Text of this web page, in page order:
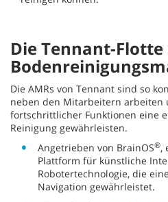
Die Tennant-
Die AMRs von Tennant sind so
neben den Mitarbeitern arbeiten
fortschrittlicher Funktionen eine
Reinigung gewährleisten.
Angetrieben von BrainOS®,
Plattform für künstliche
Robotertechnologie, die
Navigation gewährleistet.